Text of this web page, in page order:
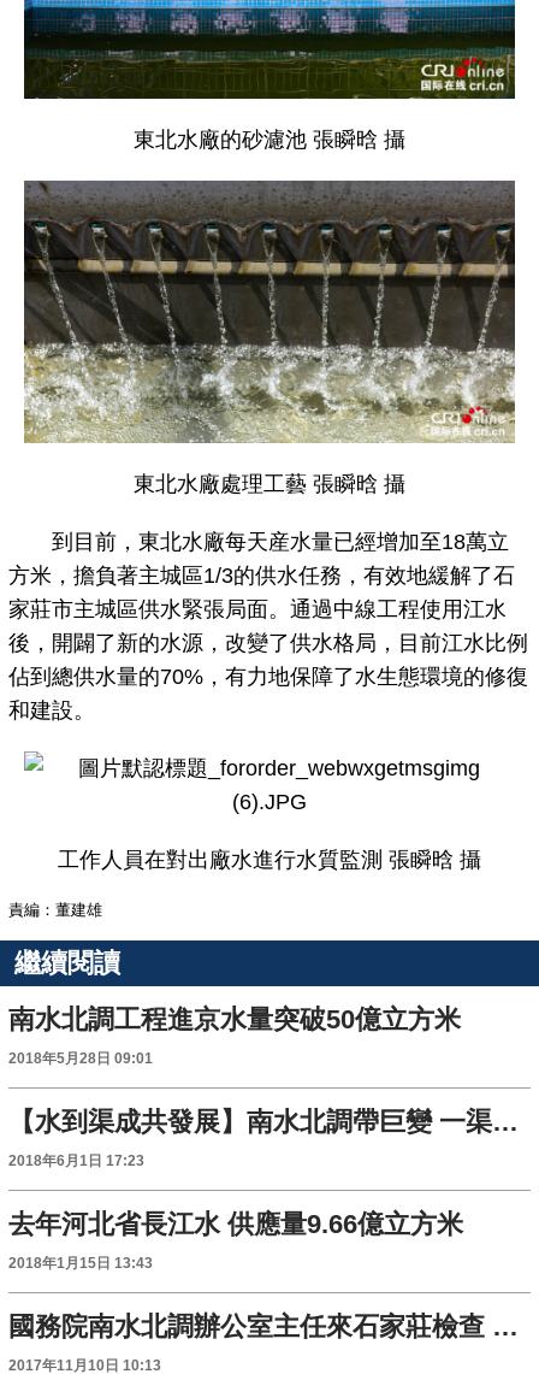
東北水廠的砂濾池張瞬晗 攝
東北水廠處理工藝張瞬晗 攝
到目前，東北水廠每天産水量已經增加至18萬立
方米，擔負著主城區1/3的供水任務，有效地緩解了石
家莊市主城區供水緊張局面。通過中線工程使用江水
後，開闢了新的水源，改變了供水格局，目前江水比例
佔到總供水量的70%，有力地保障了水生態環境的修復
和建設。
工作人員在對出廠水進行水質監測 張瞬晗 攝
責編：董建雄
繼續閱讀
南水北調工程進京水量突破50億立方米
2018年5月28日 09:01
【水到渠成共發展】南水北調帶巨變 一渠清水向北流
2018年6月1日 17:23
去年河北省長江水 供應量9.66億立方米
2018年1月15日 13:43
國務院南水北調辦公室主任來石家莊檢查 提高供水品質 確保供水安全
2017年11月10日 10:13